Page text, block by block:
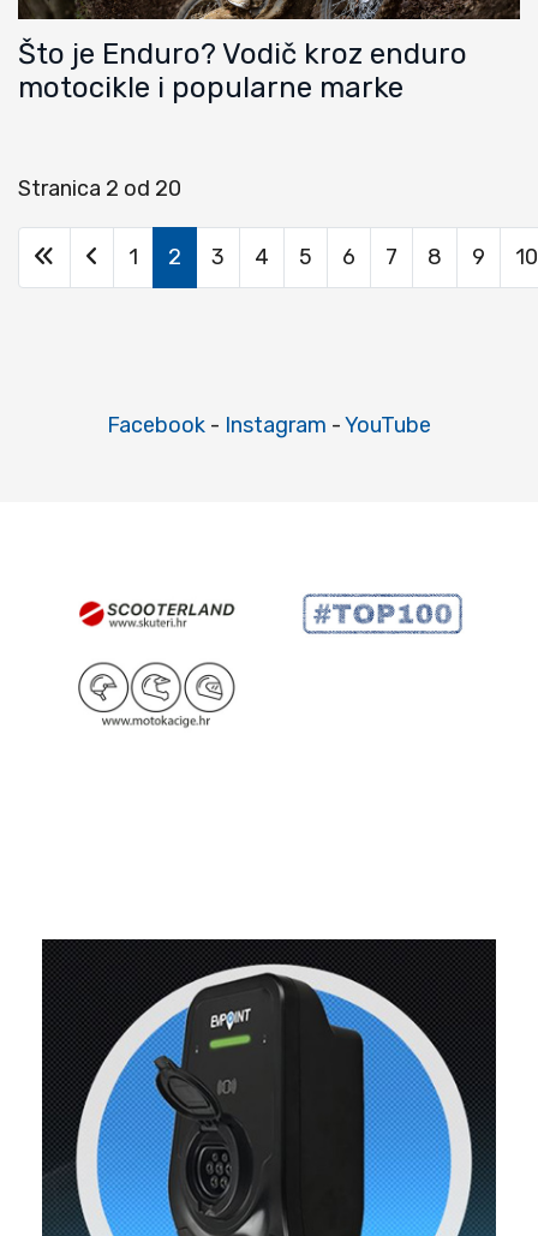
Što je Enduro? Vodič kroz enduro
motocikle i popularne marke
Stranica 2 od 20
1 2 3 4 5 6 7 8 9 10
Facebook - Instagram -YouTube